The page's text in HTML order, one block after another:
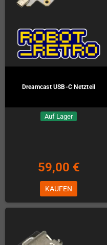
Dreamcast USB-C Netzteil
Auf Lager
59,00 €
KAUFEN